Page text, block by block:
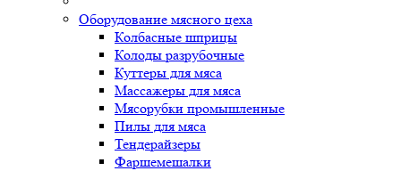
Оборудование мясного цеха
Колбасные шприцы
Колоды разрубочные
Куттеры для мяса
Массажеры для мяса
Мясорубки промышленные
Пилы для мяса
Тендерайзеры
Фаршемешалки